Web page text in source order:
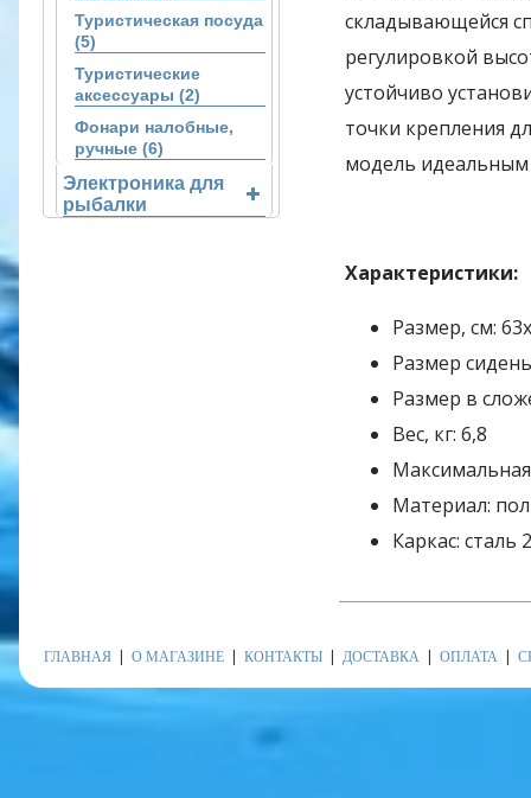
Туристическая посуда
(5)
Туристические
аксессуары (2)
Фонари налобные,
ручные (6)
Электроника для
рыбалки
складывающейся
регулировкой
устойчиво
точки крепления
модель
Характеристики:
Размер, см:
Размер
Размер в
Вес, кг: 6,8
Максимальная
Материал:
Каркас: сталь
ГЛАВНАЯ О МАГАЗИНЕ КОНТАКТЫ ДОСТАВКА ОПЛАТА